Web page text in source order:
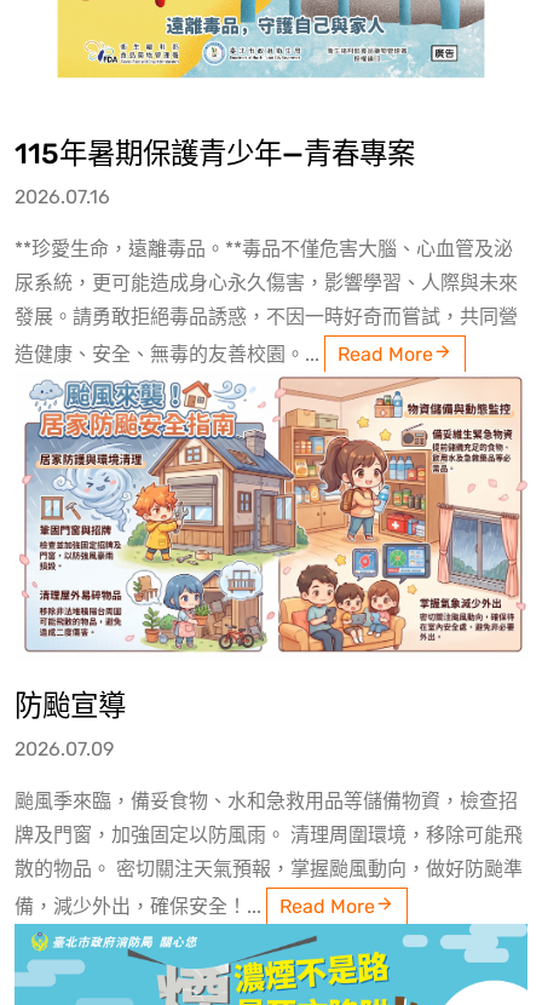
115年暑期保護青少年—青春專案
2026.07.16
**珍愛生命，遠離毒品。**毒品不僅危害大腦、心血管及泌
尿系統，更可能造成身心永久傷害，影響學習、人際與未來
發展。請勇敢拒絕毒品誘惑，不因一時好奇而嘗試，共同營
造健康、安全、無毒的友善校園。...
Read More
防颱宣導
2026.07.09
颱風季來臨，備妥食物、水和急救用品等儲備物資，檢查招
牌及門窗，加強固定以防風雨。 清理周圍環境，移除可能飛
散的物品。 密切關注天氣預報，掌握颱風動向，做好防颱準
備，減少外出，確保安全！...
Read More